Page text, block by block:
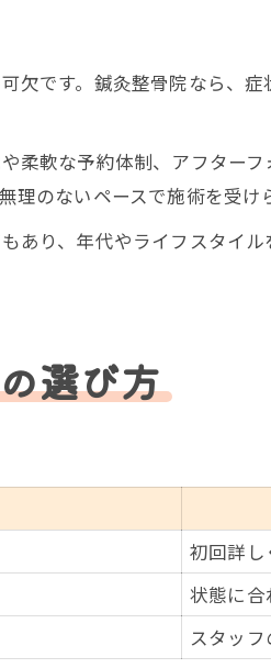
です。鍼灸整骨院なら、
軟な予約体制、アフター
のないペースで施術を受け
あり、年代やライフスタイ
選び方
初回詳
状態に
スタッ